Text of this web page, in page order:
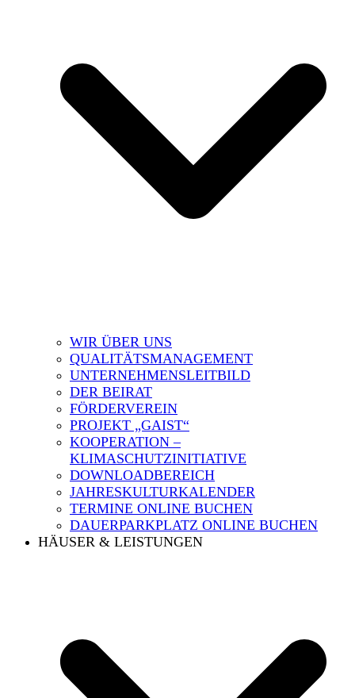
WIR ÜBER UNS
QUALITÄTSMANAGEMENT
UNTERNEHMENSLEITBILD
DER BEIRAT
FÖRDERVEREIN
PROJEKT „GAIST“
KOOPERATION –
KLIMASCHUTZINITIATIVE
DOWNLOADBEREICH
JAHRESKULTURKALENDER
TERMINE ONLINE BUCHEN
DAUERPARKPLATZ ONLINE BUCHEN
HÄUSER & LEISTUNGEN